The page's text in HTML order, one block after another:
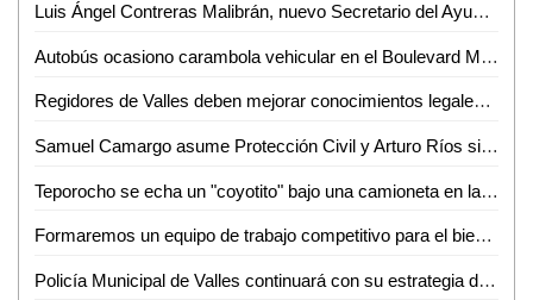
Luis Ángel Contreras Malibrán, nuevo Secretario del Ayuntamiento de Ciudad Valles
Autobús ocasiono carambola vehicular en el Boulevard México - Laredo
Regidores de Valles deben mejorar conocimientos legales: Norberto Orozco del Ángel
Samuel Camargo asume Protección Civil y Arturo Ríos sigue al frente de Policía Municipal
Teporocho se echa un "coyotito" bajo una camioneta en la zona centro de Valles
Formaremos un equipo de trabajo competitivo para el bienestar de los vallenses : Contreras Malibrán
Policía Municipal de Valles continuará con su estrategia de proximidad social